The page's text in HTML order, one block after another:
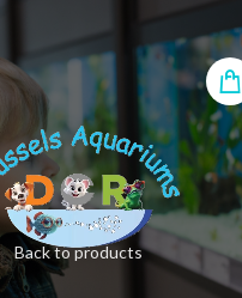
Back to products